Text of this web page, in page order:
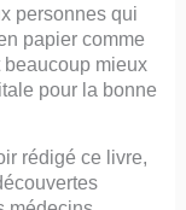
personnes qui
papier comme
beaucoup mieux
pour la bonne
rédigé ce livre,